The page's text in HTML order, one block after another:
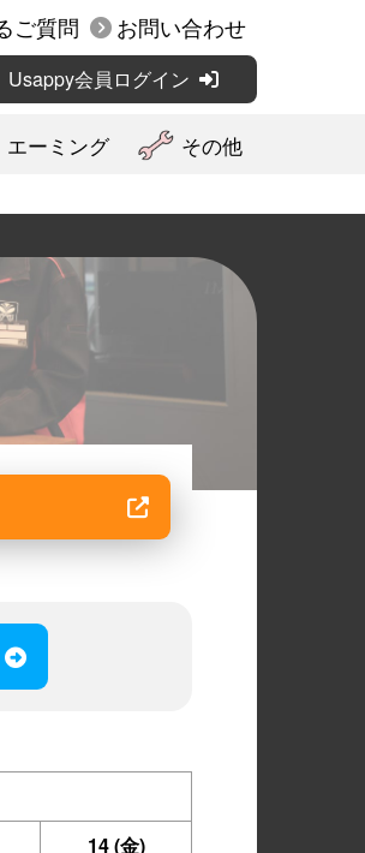
ご質問 お問い合わせ
Usappy会員ログイン
エーミング その他
14(金)